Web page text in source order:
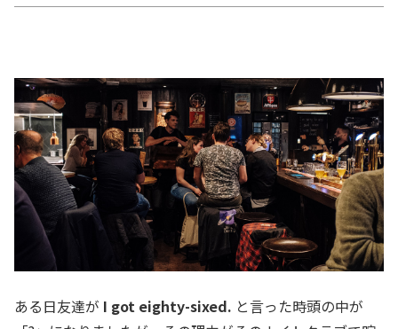
ある日友達が I got eighty-sixed. と言った時頭の中が